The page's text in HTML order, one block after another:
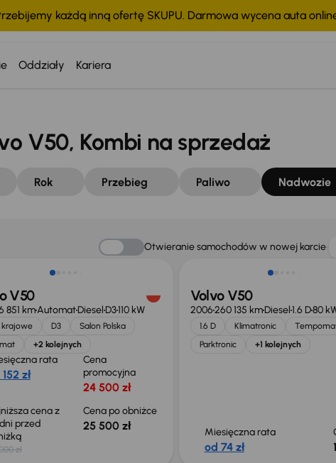
każdą inną ofertę SKUPU. Darmowa wycena auta
Oddziały Kariera
V50, Kombi na sprzedaż
Rok Przebieg Paliwo Nadwozie
Otwieranie samochodów w nowej karcie
V50
851 kmAutomatDiesel D3110 kW
krajowe D3
Salon Polska
+2 kolejnych
rata
zł
Cena
promocyjna
24 500 zł
cena z
przed
zł
Cena po obniżce
25 500 zł
Volvo V50
2006260 135 kmDiesel1.6 D80
1.6 D Klimatronic
Parktronic
+1 kolejnych
Miesięczna rata
od 74 zł